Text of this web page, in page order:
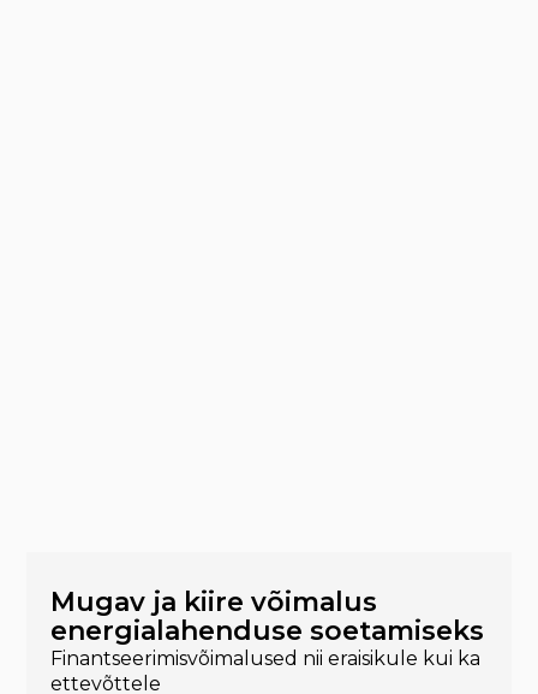
Mugav ja kiire võimalus
energialahenduse soetamiseks
Finantseerimisvõimalused nii eraisikule kui ka
ettevõttele